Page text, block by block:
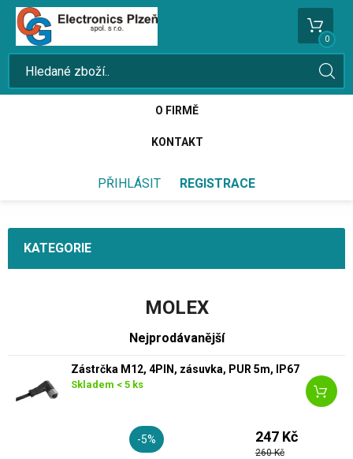
0
O FIRMĚ
KONTAKT
PŘIHLÁSIT REGISTRACE
KATEGORIE
MOLEX
Nejprodávanější
Zástrčka M12, 4PIN, zásuvka, PUR 5m, IP67
Skladem < 5 ks
247 Kč
260 Kč
-5%